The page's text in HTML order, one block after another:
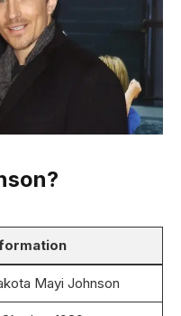
Mayi Johnson